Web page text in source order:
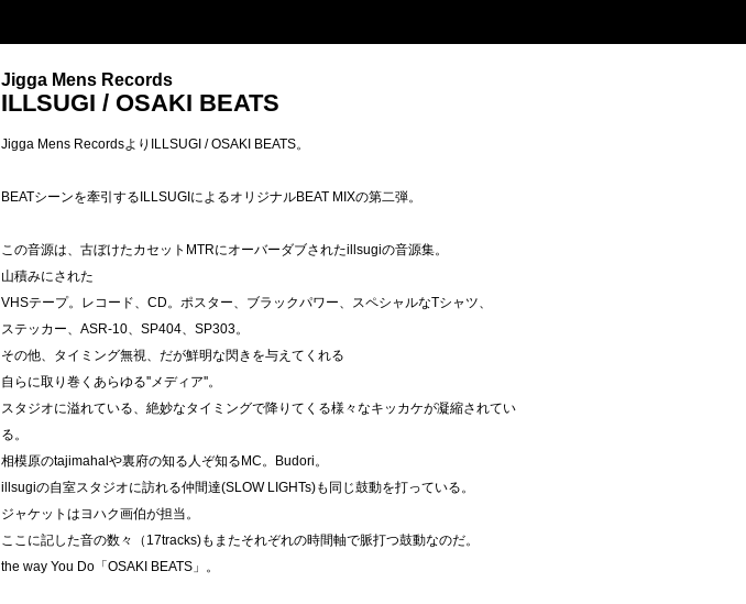
Jigga Mens Records
ILLSUGI / OSAKI BEATS
Jigga Mens RecordsよりILLSUGI / OSAKI BEATS。
BEATシーンを牽引するILLSUGIによるオリジナルBEAT MIXの第二弾。
この音源は、古ぼけたカセットMTRにオーバーダブされたillsugiの音源集。
山積みにされた
VHSテープ。レコード、CD。ポスター、ブラックパワー、スペシャルなTシャツ、
ステッカー、ASR-10、SP404、SP303。
その他、タイミング無視、だが鮮明な閃きを与えてくれる
自らに取り巻くあらゆる''メディア''。
スタジオに溢れている、絶妙なタイミングで降りてくる様々なキッカケが凝縮されてい
る。
相模原のtajimahalや裏府の知る人ぞ知るMC。Budori。
illsugiの自室スタジオに訪れる仲間達(SLOW LIGHTs)も同じ鼓動を打っている。
ジャケットはヨハク画伯が担当。
ここに記した音の数々（17tracks)もまたそれぞれの時間軸で脈打つ鼓動なのだ。
the way You Do「OSAKI BEATS」。